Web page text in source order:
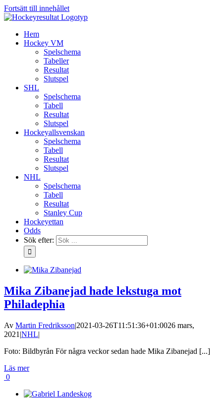
Fortsätt till innehållet
Hem
Hockey VM
Spelschema
Tabeller
Resultat
Slutspel
SHL
Spelschema
Tabell
Resultat
Slutspel
Hockeyallsvenskan
Spelschema
Tabell
Resultat
Slutspel
NHL
Spelschema
Tabell
Resultat
Stanley Cup
Hockeyettan
Odds
Sök efter:
Mika Zibanejad hade lekstuga mot
Philadephia
Av Martin Fredriksson|2021-03-26T11:51:36+01:0026 mars,
2021 |NHL|
Foto: Bildbyrån För några veckor sedan hade Mika Zibanejad [...]
Läs mer
0